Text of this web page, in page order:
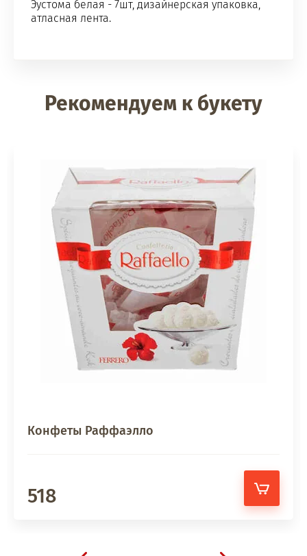
Эустома белая - 7шт, дизайнерская упаковка,
атласная лента.
Рекомендуем к букету
Конфеты Раффаэлло
518